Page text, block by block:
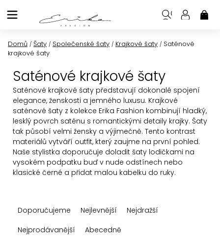
na
Domů / Šaty / Společenské šaty / Krajkové šaty / Saténové
krajkové šaty
Saténové krajkové šaty
Saténové krajkové šaty představují dokonalé spojení
elegance, ženskosti a jemného luxusu. Krajkové
saténové šaty z kolekce Erika Fashion kombinují hladký,
lesklý povrch saténu s romantickými detaily krajky. Šaty
tak působí velmi žensky a výjimečně. Tento kontrast
materiálů vytváří outfit, který zaujme na první pohled.
Naše stylistka doporučuje doladit šaty lodičkami na
vysokém podpatku buď v nude odstínech nebo
klasické černé a přidat malou kabelku do ruky.
aDoporučujeme Nejlevnější
Nejdražší
Nejprodávanější
Abecedně